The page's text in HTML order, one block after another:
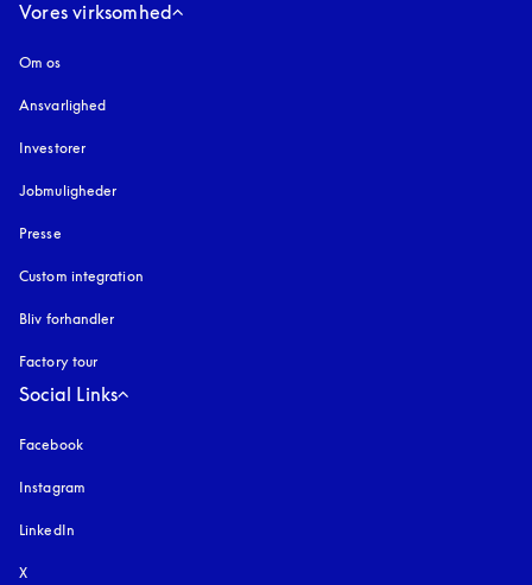
Vores virksomhed
Om os
Ansvarlighed
Investorer
Jobmuligheder
Presse
Custom integration
Bliv forhandler
Factory tour
Social Links
Facebook
Instagram
LinkedIn
X